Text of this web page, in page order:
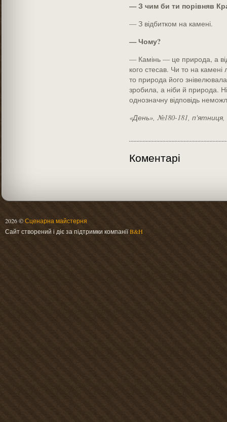
— З чим би ти порівняв
— З відбитком на камені.
— Чому?
— Камінь — це природа, а
кого стесав. Чи то на
то природа його
зробила, а ніби й природа.
однозначну відповідь
«День», №180-181,
Коментарі
2026 ©Сценарна майстерня
Сайт створений і діє за підтримки компаніїB&H